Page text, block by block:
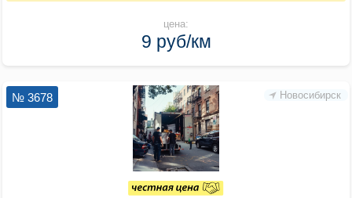
цена:
9 руб/км
Новосибирск
№ 3678